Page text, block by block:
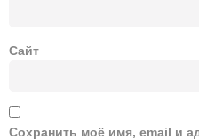
Сайт
Сохранить моё имя, email и